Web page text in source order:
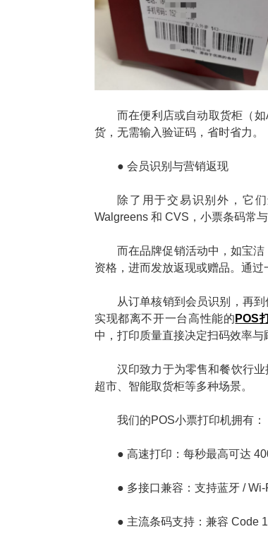
而在便利店或自动取货柜（
货，无需输入验证码，省时省力。
● 会员识别与营销返现
除了用于交易识别外，它
Walgreens 和 CVS，小票条码常
而在品牌促销活动中，如宝
资格，进而发放返现或赠品。通
从订单核销到会员识别，再
实现都离不开一台高性能的 POS
中，打印质量直接决定扫码效率与
汉印致力于为零售和餐饮行
超市、智能取货柜等多种场景。
我们的POS小票打印机拥有：
● 高速打印：每秒最高可达
● 多接口兼容：支持蓝牙 /
● 主流条码支持：兼容 Code